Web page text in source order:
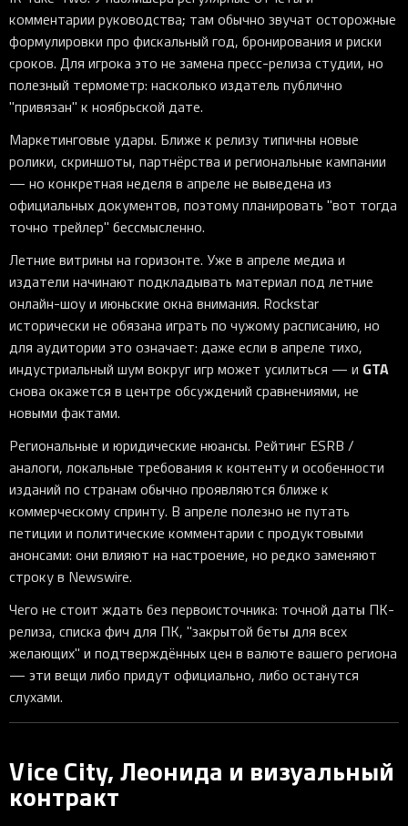
комментарии руководства; там обычно звучат осторожные
формулировки про фискальный год, бронирования и риски
сроков. Для игрока это не замена пресс-релиза студии, но
полезный термометр: насколько издатель публично
"привязан" к ноябрьской дате.
Маркетинговые удары. Ближе к релизу типичны новые
ролики, скриншоты, партнёрства и региональные кампании
— но конкретная неделя в апреле не выведена из
официальных документов, поэтому планировать "вот тогда
точно трейлер" бессмысленно.
Летние витрины на горизонте. Уже в апреле медиа и
издатели начинают подкладывать материал под летние
онлайн-шоу и июньские окна внимания. Rockstar
исторически не обязана играть по чужому расписанию, но
для аудитории это означает: даже если в апреле тихо,
индустриальный шум вокруг игр может усилиться — и GTA
снова окажется в центре обсуждений сравнениями, не
новыми фактами.
Региональные и юридические нюансы. Рейтинг ESRB /
аналоги, локальные требования к контенту и особенности
изданий по странам обычно проявляются ближе к
коммерческому спринту. В апреле полезно не путать
петиции и политические комментарии с продуктовыми
анонсами: они влияют на настроение, но редко заменяют
строку в Newswire.
Чего не стоит ждать без первоисточника: точной даты ПК-
релиза, списка фич для ПК, "закрытой беты для всех
желающих" и подтверждённых цен в валюте вашего региона
— эти вещи либо придут официально, либо останутся
слухами.
Vice City, Леонида и визуальный
контракт